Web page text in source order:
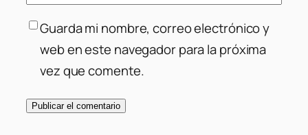
Guarda mi nombre, correo electrónico y
web en este navegador para la próxima
vez que comente.